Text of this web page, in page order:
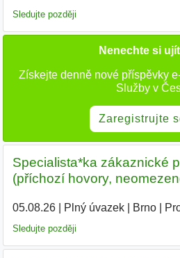
Sledujte později
Nenechte si
Získejte denně nové příspěvky
Služby v
Zaregistrujte
Specialista*ka zákaznické
(příchozí hovory,
05.08.26| Plný úvazek| Brno|
Sledujte později